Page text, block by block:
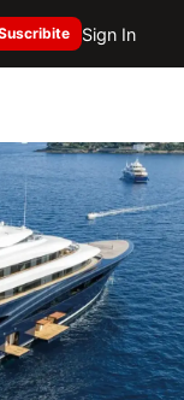
Sign In